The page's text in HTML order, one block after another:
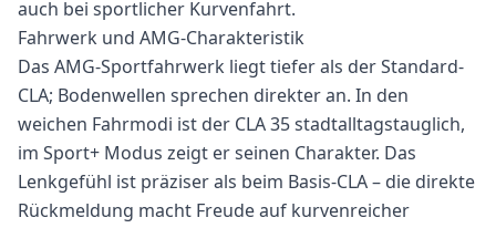
auch bei sportlicher Kurvenfahrt.
Fahrwerk und AMG-Charakteristik
Das AMG-Sportfahrwerk liegt tiefer als der Standard-
CLA; Bodenwellen sprechen direkter an. In den
weichen Fahrmodi ist der CLA 35 stadtalltagstauglich,
im Sport+ Modus zeigt er seinen Charakter. Das
Lenkgefühl ist präziser als beim Basis-CLA – die direkte
Rückmeldung macht Freude auf kurvenreicher